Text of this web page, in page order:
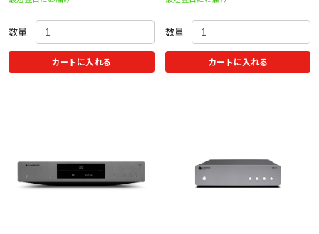
数量
カートに入れる
数量
カートに入れる